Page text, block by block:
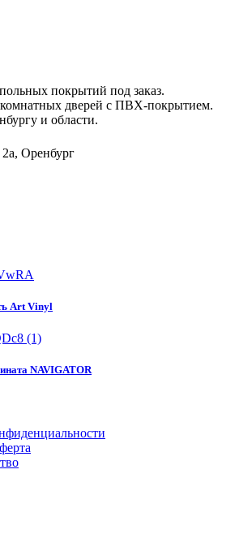
покрытий под заказ.
дверей с ПВХ-покрытием.
и области.
Оренбург
Art Vinyl
NAVIGATOR